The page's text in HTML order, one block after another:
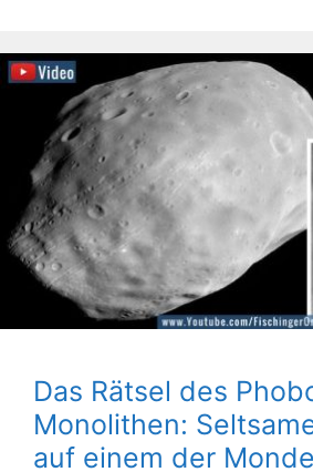
Das Rätsel des
Monolithen:
auf einem der